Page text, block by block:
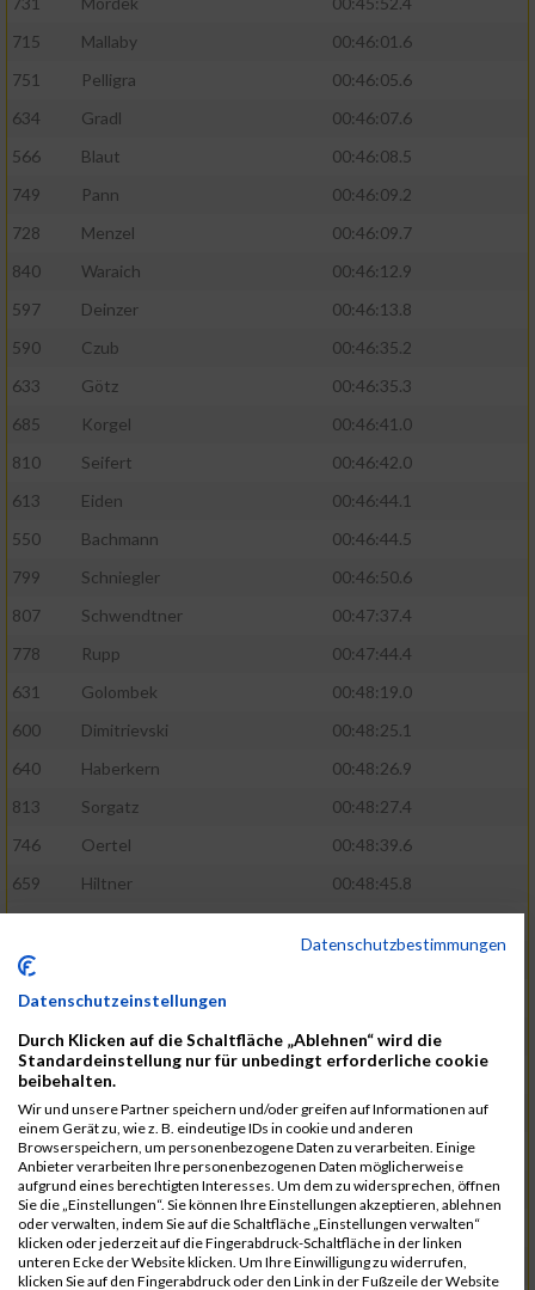
715
Mallaby
00:46:01.6
751
Pelligra
00:46:05.6
634
Gradl
00:46:07.6
566
Blaut
00:46:08.5
749
Pann
00:46:09.2
728
Menzel
00:46:09.7
840
Waraich
00:46:12.9
597
Deinzer
00:46:13.8
590
Czub
00:46:35.2
633
Götz
00:46:35.3
685
Korgel
00:46:41.0
810
Seifert
00:46:42.0
613
Eiden
00:46:44.1
550
Bachmann
00:46:44.5
799
Schniegler
00:46:50.6
807
Schwendtner
00:47:37.4
778
Rupp
00:47:44.4
631
Golombek
00:48:19.0
600
Dimitrievski
00:48:25.1
640
Haberkern
00:48:26.9
813
Sorgatz
00:48:27.4
746
Oertel
00:48:39.6
659
Hiltner
00:48:45.8
776
593
Dänzer
772
Röder
00:48:57.2
802
Schrödel
561
Berisha
00:49:41.7
808
Seeberger
00:49:56.1
760
Polster
00:49:56.6
647
Heidt
00:49:57.3
742
Niculaica 00:50:04.8
Datenschutzbestimmungen
Datenschutzeinstellungen
Durch Klicken auf die Schaltfläche „Ablehnen“ wird die
Standardeinstellung nur für unbedingt erforderliche cookie
beibehalten.
Wir und unsere Partner speichern und/oder greifen auf Informationen auf
einem Gerät zu, wie z. B. eindeutige IDs in cookie und anderen
Browserspeichern, um personenbezogene Daten zu verarbeiten. Einige
Anbieter verarbeiten Ihre personenbezogenen Daten möglicherweise
aufgrund eines berechtigten Interesses. Um dem zu widersprechen, öffnen
Sie die „Einstellungen“. Sie können Ihre Einstellungen akzeptieren, ablehnen
oder verwalten, indem Sie auf die Schaltfläche „Einstellungen verwalten“
klicken oder jederzeit auf die Fingerabdruck-Schaltfläche in der linken
unteren Ecke der Website klicken. Um Ihre Einwilligung zu widerrufen,
klicken Sie auf den Fingerabdruck oder den Link in der Fußzeile der Website